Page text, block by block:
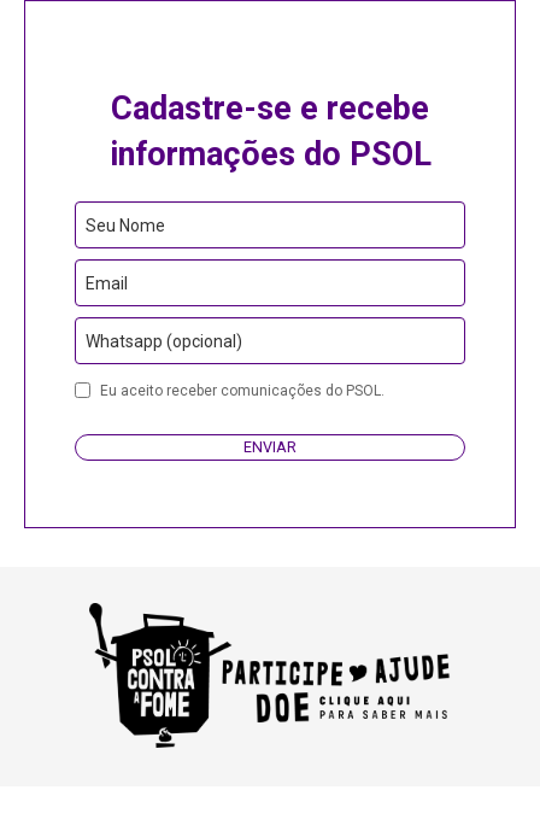
Cadastre-se e recebe
informações do PSOL
Business
Email
Seu Nome
Email
Whatsapp (opcional)
Eu aceito receber comunicações do PSOL.
ENVIAR